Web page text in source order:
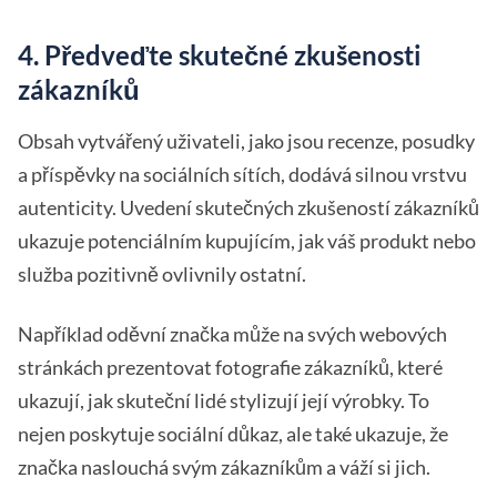
4. Předveďte skutečné zkušenosti
zákazníků
Obsah vytvářený uživateli, jako jsou recenze, posudky
a příspěvky na sociálních sítích, dodává silnou vrstvu
autenticity. Uvedení skutečných zkušeností zákazníků
ukazuje potenciálním kupujícím, jak váš produkt nebo
služba pozitivně ovlivnily ostatní.
Například oděvní značka může na svých webových
stránkách prezentovat fotografie zákazníků, které
ukazují, jak skuteční lidé stylizují její výrobky. To
nejen poskytuje sociální důkaz, ale také ukazuje, že
značka naslouchá svým zákazníkům a váží si jich.